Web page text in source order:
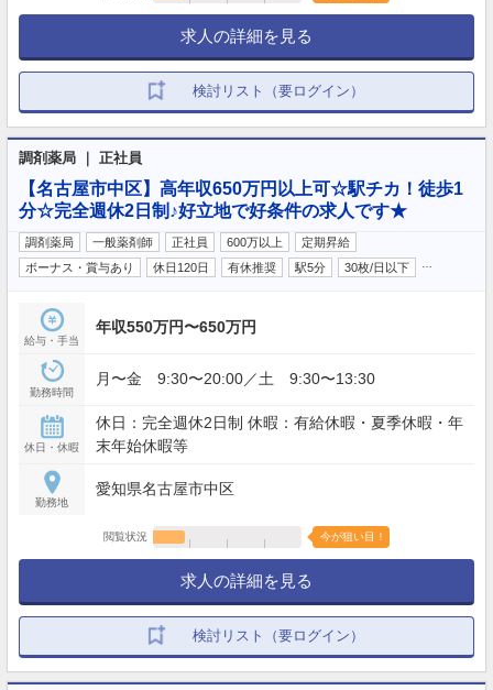
求人の詳細を見る
検討リスト（要ログイン）
調剤薬局 ｜ 正社員
【名古屋市中区】高年収650万円以上可☆駅チカ！徒歩1
分☆完全週休2日制♪好立地で好条件の求人です★
調剤薬局 一般薬剤師 正社員 600万以上
定期昇給
ボーナス・賞与あり
休日120日 有休推奨 駅5分 30枚/日以下
給与・手当
年収550万円〜650万円
勤務時間
月〜金 9:30〜20:00／土 9:30〜13:30
休日・休暇
休日：完全週休2日制 休暇：有給休暇・夏季休暇・年
末年始休暇等
勤務地
愛知県名古屋市中区
閲覧状況 今が狙い目！
求人の詳細を見る
検討リスト（要ログイン）